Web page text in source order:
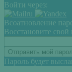
Войти через:
Всоатновление
Восстановите свой
Пароль будет